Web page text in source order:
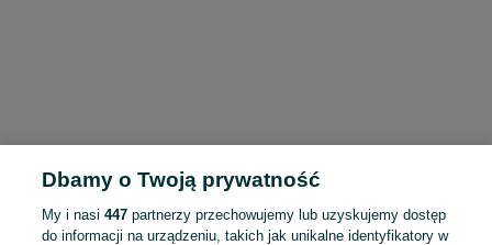
Dbamy o Twoją prywatność
My i nasi447 partnerzy przechowujemy lub uzyskujemy dostęp
do informacji na urządzeniu, takich jak unikalne identyfikatory w